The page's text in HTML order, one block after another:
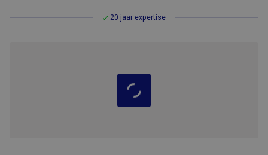
20 jaar expertise